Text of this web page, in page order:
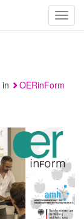
in
OERinForm